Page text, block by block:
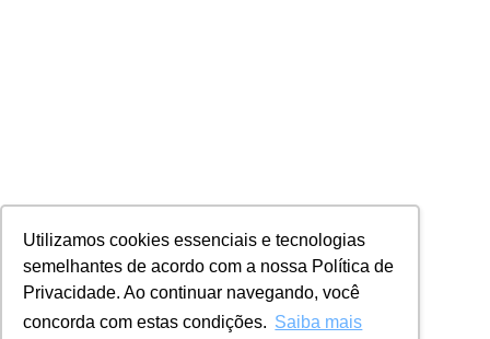
Utilizamos cookies essenciais e tecnologias
semelhantes de acordo com a nossa Política de
Privacidade. Ao continuar navegando, você
concorda com estas condições. Saiba mais